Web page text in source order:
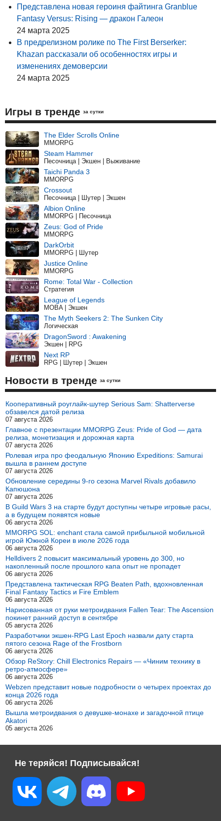
Представлена новая героиня файтинга Granblue
Fantasy Versus: Rising — дракон Галеон
24 марта 2025
В предрелизном ролике по The First Berserker:
Khazan рассказали об особенностях игры и
изменениях демоверсии
24 марта 2025
Игры в тренде за сутки
The Elder Scrolls Online
MMORPG
Steam Hammer
Песочница | Экшен | Выживание
Taichi Panda 3
MMORPG
Crossout
Песочница | Шутер | Экшен
Albion Online
MMORPG | Песочница
Zeus: God of Pride
MMORPG
DarkOrbit
MMORPG | Шутер
Justice Online
MMORPG
Rome: Total War - Collection
Стратегия
League of Legends
MOBA | Экшен
The Myth Seekers 2: The Sunken City
Логическая
DragonSword : Awakening
Экшен | RPG
Next RP
RPG | Шутер | Экшен
Новости в тренде за сутки
Кооперативный роуглайк-шутер Serious Sam: Shatterverse
обзавелся датой релиза
07 августа 2026
Главное с презентации MMORPG Zeus: Pride of God — дата
релиза, монетизация и дорожная карта
07 августа 2026
Ролевая игра про феодальную Японию Expeditions: Samurai
вышла в раннем доступе
07 августа 2026
Обновление середины 9-го сезона Marvel Rivals добавило
Капюшона
07 августа 2026
В Guild Wars 3 на старте будут доступны четыре игровые расы,
а в будущем появятся новые
06 августа 2026
MMORPG SOL: enchant стала самой прибыльной мобильной
игрой Южной Кореи в июле 2026 года
06 августа 2026
Helldivers 2 повысит максимальный уровень до 300, но
накопленный после прошлого капа опыт не пропадет
06 августа 2026
Представлена тактическая RPG Beaten Path, вдохновленная
Final Fantasy Tactics и Fire Emblem
06 августа 2026
Нарисованная от руки метроидвания Fallen Tear: The Ascension
покинет ранний доступ в сентябре
05 августа 2026
Разработчики экшен-RPG Last Epoch назвали дату старта
пятого сезона Rage of the Frostborn
06 августа 2026
Обзор ReStory: Chill Electronics Repairs — «Чиним технику в
ретро-атмосфере»
06 августа 2026
Webzen представит новые подробности о четырех проектах до
конца 2026 года
06 августа 2026
Вышла метроидвания о девушке-монахе и загадочной птице
Akatori
05 августа 2026
Не теряйся! Подписывайся!